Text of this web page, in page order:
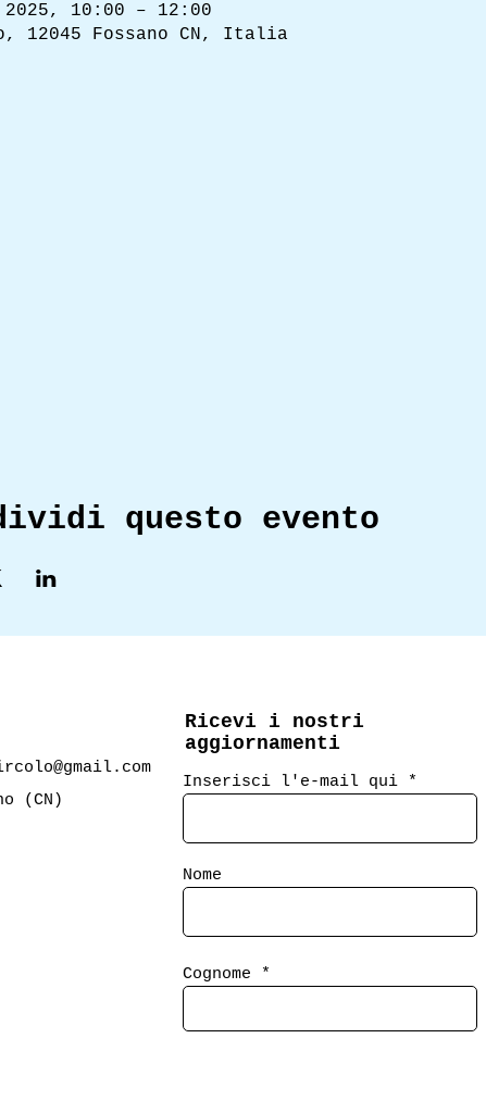
10:00 – 12:00
12045 Fossano CN, Italia
questo evento
(CN)
Ricevi i nostri
aggiornamenti
Inserisci l'e-mail qui
Nome
Cognome